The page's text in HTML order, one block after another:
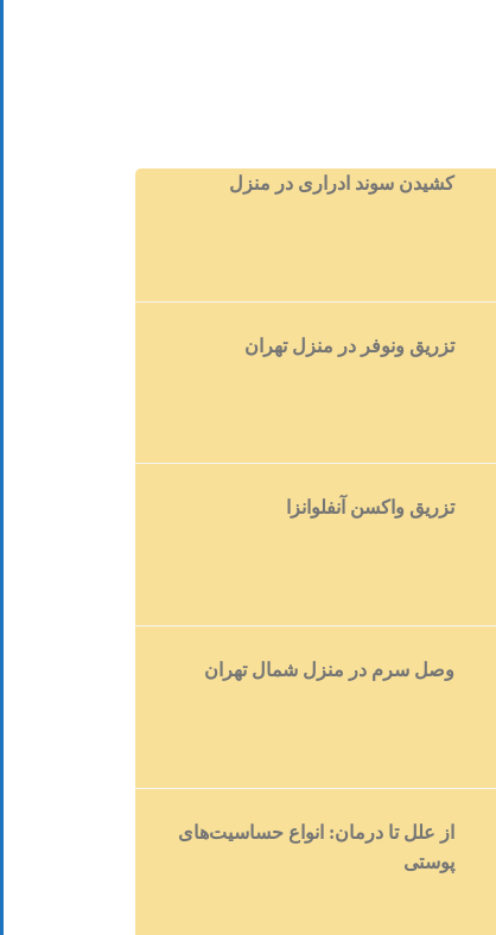
کشیدن سوند ادراری در منزل
تزریق ونوفر در منزل تهران
تزریق واکسن آنفلوانزا
وصل سرم در منزل شمال تهران
از علل تا درمان: انواع حساسیت‌های
پوستی